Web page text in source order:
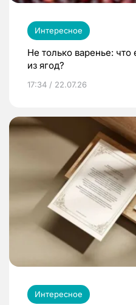
Интересное
Не только варенье:
из ягод?
17:34 / 22.07.26
Интересное